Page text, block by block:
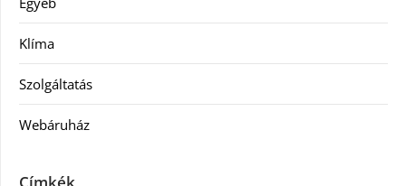
Klíma
Szolgáltatás
Webáruház
Címkék